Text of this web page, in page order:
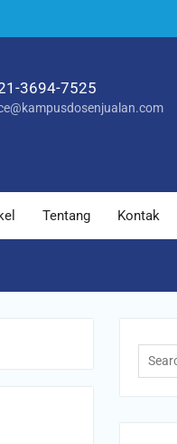
3694-7525
Tentang Kontak
Search
for: